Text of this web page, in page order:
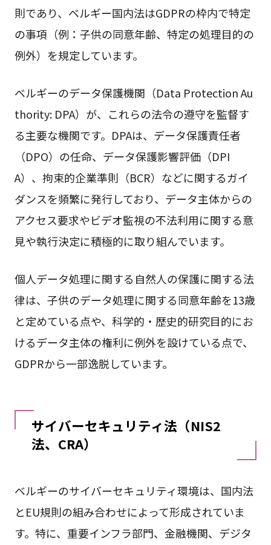
則であり、ベルギー国内法はGDPRの枠内で特定
の事項（例：子供の同意年齢、特定の処理目的の
例外）を規定しています。
ベルギーのデータ保護機関（Data Protection Au
thority: DPA）が、これらの法令の遵守を監督す
る主要な機関です。DPAは、データ保護責任者
（DPO）の任命、データ保護影響評価（DPI
A）、拘束的企業準則（BCR）などに関するガイ
ダンスを頻繁に発行しており、データ主体からの
アクセス要求やビデオ監視の不法利用に関する意
見や執行決定に積極的に取り組んでいます。
個人データ処理に関する自然人の保護に関する法
律は、子供のデータ処理に関する同意年齢を13歳
と定めている点や、科学的・歴史的研究目的にお
けるデータ主体の権利に例外を設けている点で、
GDPRから一部逸脱しています。
サイバーセキュリティ法（NIS2
法、CRA）
ベルギーのサイバーセキュリティ環境は、国内法
とEU規則の組み合わせによって形成されていま
す。特に、重要インフラ部門、金融機関、デジタ